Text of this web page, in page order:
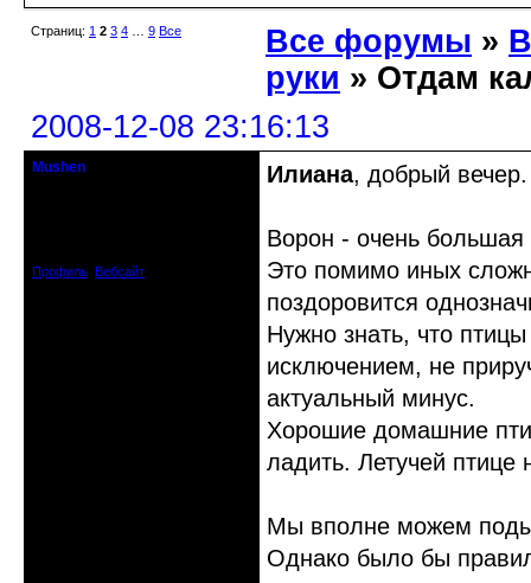
Страниц: 1 2 3 4 9 Все Все форумы »
руки » Отдам
2008-12-08 23:16:13
Mushen
Профиль Вебсайт
Илиана, добрый вечер.
Ворон - очень
Это помимо иных
поздоровится
Нужно знать, что
исключением, не
актуальный минус.
Хорошие домашние
ладить. Летучей
Мы вполне можем
Однако было бы